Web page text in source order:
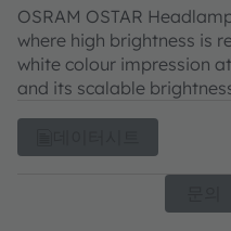
OSRAM OSTAR
where high brightness is
white colour impression
and its scalable